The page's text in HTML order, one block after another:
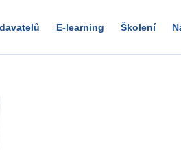
E-learning Školení